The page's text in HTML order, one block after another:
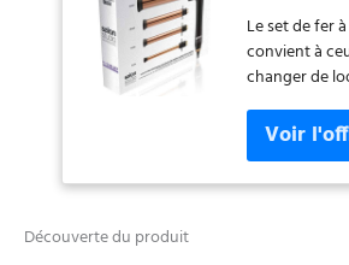
Boucler My
Fer à
Cheveux
Boucles,
4 Fers
Système
Le set de fer
convient à
changer de
jours. My
permet de
ondulés et
Découverte du produit